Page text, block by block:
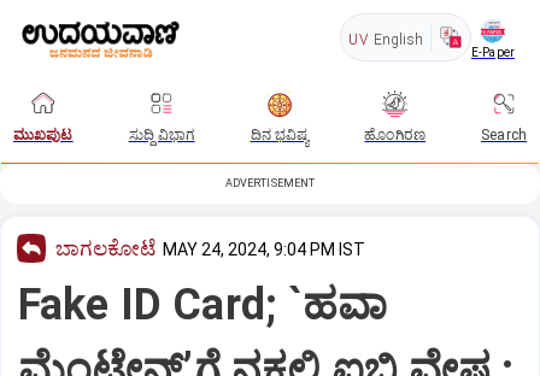
UV English
E-Paper
ಮುಖಪುಟ ಸುದ್ದಿ ವಿಭಾಗ ದಿನ ಭವಿಷ್ಯ ಹೊಂಗಿರಣ Search
ADVERTISEMENT
ಬಾಗಲಕೋಟೆ MAY 24, 2024, 9:04 PM IST
Fake ID Card; `ಹವಾ